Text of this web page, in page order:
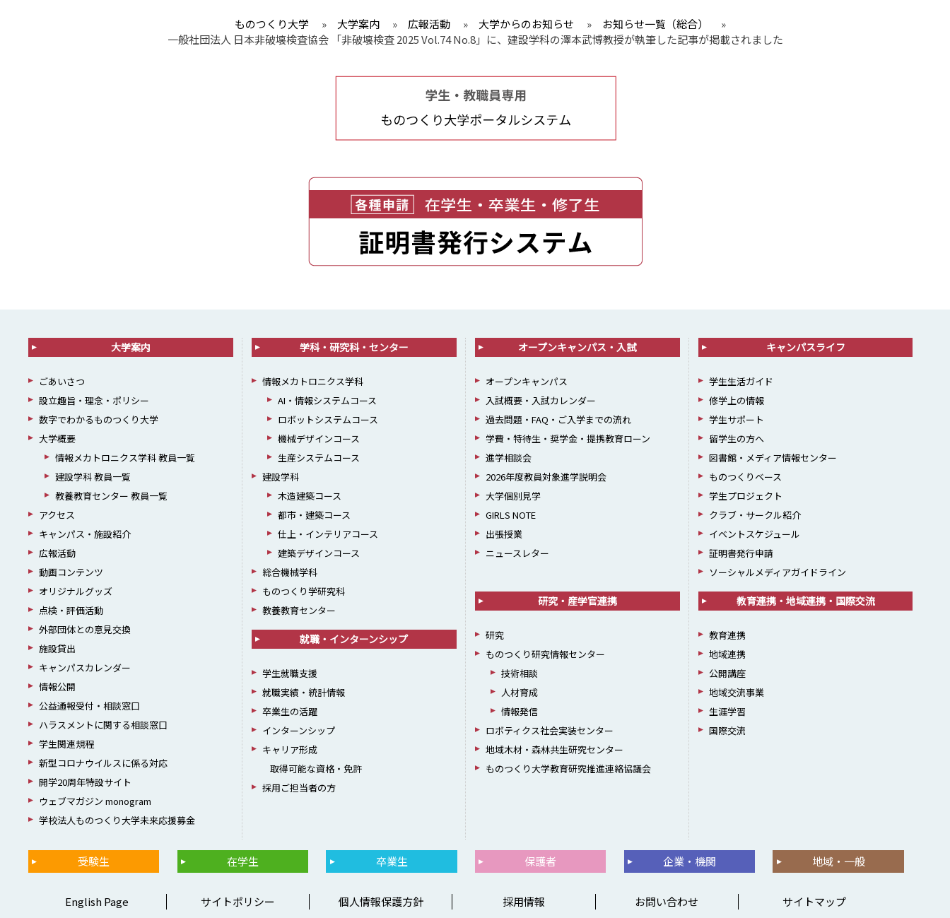
ものつくり大学 » 大学案内 » 広報活動 » 大学からのお知らせ » お知らせ一覧（総合）
»
一般社団法人 日本非破壊検査協会 「非破壊検査 2025 Vol.74 No.8」に、建設学科の澤本武博教授が執筆した記事が掲載されました
大学案内
ごあいさつ
設立趣旨・理念・ポリシー
数字でわかるものつくり大学
大学概要
情報メカトロニクス学科 教員一覧
建設学科 教員一覧
教養教育センター 教員一覧
アクセス
キャンパス・施設紹介
広報活動
動画コンテンツ
オリジナルグッズ
点検・評価活動
外部団体との意見交換
施設貸出
キャンパスカレンダー
情報公開
公益通報受付・相談窓口
ハラスメントに関する相談窓口
学生関連規程
新型コロナウイルスに係る対応
開学20周年特設サイト
ウェブマガジン monogram
学校法人ものつくり大学未来応援募金
学科・研究科・センター
情報メカトロニクス学科
AI・情報システムコース
ロボットシステムコース
機械デザインコース
生産システムコース
建設学科
木造建築コース
都市・建築コース
仕上・インテリアコース
建築デザインコース
総合機械学科
ものつくり学研究科
教養教育センター
就職・インターンシップ
学生就職支援
就職実績・統計情報
卒業生の活躍
インターンシップ
キャリア形成
取得可能な資格・免許
採用ご担当者の方
オープンキャンパス・入試
オープンキャンパス
入試概要・入試カレンダー
過去問題・FAQ・ご入学までの流れ
学費・特待生・奨学金・提携教育ローン
進学相談会
2026年度教員対象進学説明会
大学個別見学
GIRLS NOTE
出張授業
ニュースレター
研究・産学官連携
研究
ものつくり研究情報センター
技術相談
人材育成
情報発信
ロボティクス社会実装センター
地域木材・森林共生研究センター
ものつくり大学教育研究推進連絡協議会
キャンパスライフ
学生生活ガイド
修学上の情報
学生サポート
留学生の方へ
図書館・メディア情報センター
ものつくりベース
学生プロジェクト
クラブ・サークル紹介
イベントスケジュール
証明書発行申請
ソーシャルメディアガイドライン
教育連携・地域連携・国際交流
教育連携
地域連携
公開講座
地域交流事業
生涯学習
国際交流
受験生 在学生 卒業生 保護者 企業・機関 地域・一般
English Page サイトポリシー 個人情報保護方針 採用情報 お問い合わせ サイトマップ